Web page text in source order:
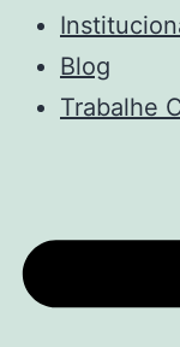
Blog
Trabalhe